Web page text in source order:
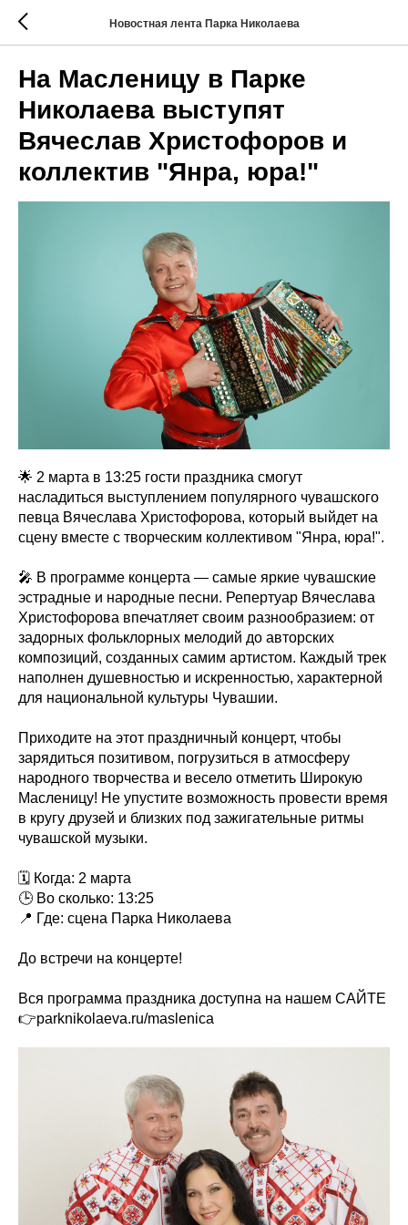
Новостная лента Парка Николаева
На Масленицу в Парке
Николаева выступят
Вячеслав Христофоров и
коллектив "Янра, юра!"
🌟 2 марта в 13:25 гости праздника смогут
насладиться выступлением популярного чувашского
певца Вячеслава Христофорова, который выйдет на
сцену вместе с творческим коллективом "Янра, юра!".
🎤 В программе концерта — самые яркие чувашские
эстрадные и народные песни. Репертуар Вячеслава
Христофорова впечатляет своим разнообразием: от
задорных фольклорных мелодий до авторских
композиций, созданных самим артистом. Каждый трек
наполнен душевностью и искренностью, характерной
для национальной культуры Чувашии.
Приходите на этот праздничный концерт, чтобы
зарядиться позитивом, погрузиться в атмосферу
народного творчества и весело отметить Широкую
Масленицу! Не упустите возможность провести время
в кругу друзей и близких под зажигательные ритмы
чувашской музыки.
🗓 Когда: 2 марта
🕒 Во сколько: 13:25
📍 Где: сцена Парка Николаева
До встречи на концерте!
Вся программа праздника доступна на нашем САЙТЕ
👉parknikolaeva.ru/maslenica